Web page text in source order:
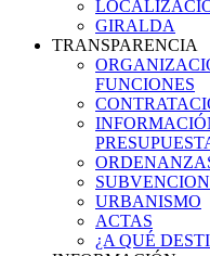
GIRALDA
TRANSPARENCIA
FUNCIONES
URBANISMO
ACTAS
¿A QUÉ